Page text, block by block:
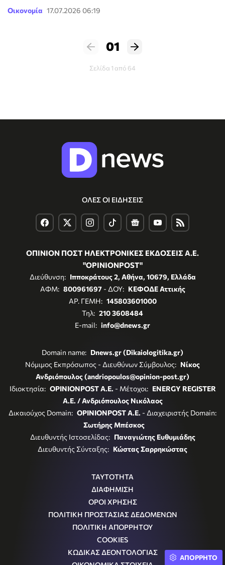
Οικονομία 17.07.2026 06:19
01
Σελίδα 1 από 64
ΟΛΕΣ ΟΙ ΕΙΔΗΣΕΙΣ
ΟΠΙΝΙΟΝ ΠΟΣΤ ΗΛΕΚΤΡΟΝΙΚΕΣ ΕΚΔΟΣΕΙΣ Α.Ε.
"OPINIONPOST"
Διεύθυνση: Ιπποκράτους 2, Αθήνα, 10679, Ελλάδα
ΑΦΜ: 800961697- ΔΟΥ: ΚΕΦΟΔΕ Αττικής
ΑΡ. ΓΕΜΗ: 145803601000
Τηλ: 210 3608484
E-mail: info@dnews.gr
Domain name: Dnews.gr (Dikaiologitika.gr)
Νόμιμος Εκπρόσωπος - Διευθύνων Σύμβουλος: Νίκος
Ανδριόπουλος (andriopoulos@opinion-post.gr)
Ιδιοκτησία: OPINIONPOST A.E. - Μέτοχοι: ENERGY REGISTER
Α.Ε. / Ανδριόπουλος Νικόλαος
Δικαιούχος Domain: OPINIONPOST A.E. - Διαχειριστής Domain:
Σωτήρης Μπέσκος
Διευθυντής Ιστοσελίδας: Παναγιώτης Ευθυμιάδης
Διευθυντής Σύνταξης: Κώστας Σαρρηκώστας
ΤΑΥΤΟΤΗΤΑ
ΔΙΑΦΗΜΙΣΗ
ΟΡΟΙ ΧΡΗΣΗΣ
ΠΟΛΙΤΙΚΗ ΠΡΟΣΤΑΣΙΑΣ ΔΕΔΟΜΕΝΩΝ
ΠΟΛΙΤΙΚΗ ΑΠΟΡΡΗΤΟΥ
COOKIES
ΚΩΔΙΚΑΣ ΔΕΟΝΤΟΛΟΓΙΑΣ
ΑΠΟΡΡΗΤΟ